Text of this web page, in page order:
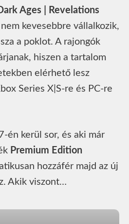
Ages | Revelations
kevesebbre vállalkozik,
a poklot. A rajongók
hiszen a tartalom
elérhető lesz
Series X|S-re és PC-re
én kerül sor, és aki már
Premium Edition
hozzáfér majd az új
Akik viszont…